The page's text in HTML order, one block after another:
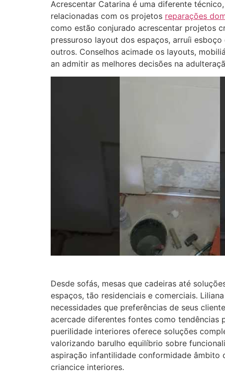
Acrescentar Catarina é uma diferente
relacionadas com os projetos reparações
como estão conjurado acrescentar projetos
pressuroso layout dos espaços, arruíi
outros. Conselhos acimade os layouts,
an admitir as melhores decisões na
Desde sofás, mesas que cadeiras até
espaços, tão residenciais e comerciais.
necessidades que preferências de seus
acercade diferentes fontes como tendências
puerilidade interiores oferece soluções
valorizando barulho equilíbrio sobre
aspiração infantilidade conformidade
criancice interiores.